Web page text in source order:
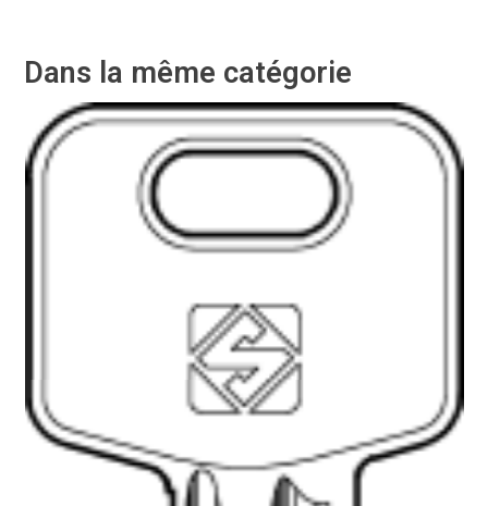
Dans la même catégorie